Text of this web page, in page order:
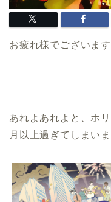
お疲れ様でございます
あれよあれよと、ホ
月以上過ぎてしまいま